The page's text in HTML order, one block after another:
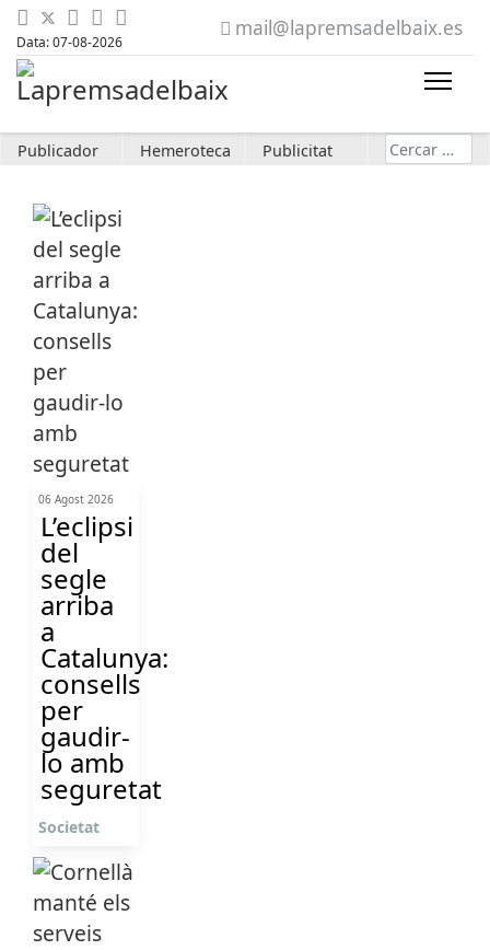
Data: 07-08-2026
mail@lapremsadelbaix.es
Publicador Hemeroteca Publicitat Cerca
06 Agost 2026
L’eclipsi
del
segle
arriba
a
Catalunya:
consells
per
gaudir-
lo amb
seguretat
Societat